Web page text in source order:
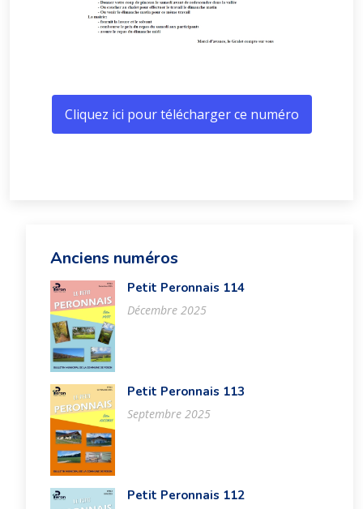
Cliquez ici pour télécharger ce numéro
Anciens numéros
Petit Peronnais 114
Décembre 2025
Petit Peronnais 113
Septembre 2025
Petit Peronnais 112